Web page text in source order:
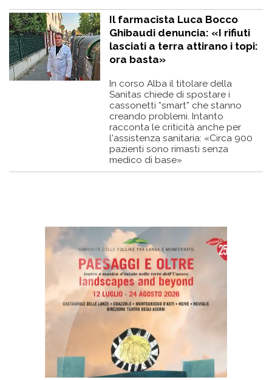
Il farmacista Luca Bocco
Ghibaudi denuncia: «I rifiuti
lasciati a terra attirano i topi:
ora basta»
In corso Alba il titolare della
Sanitas chiede di spostare i
cassonetti “smart” che stanno
creando problemi. Intanto
racconta le criticità anche per
l'assistenza sanitaria: «Circa 900
pazienti sono rimasti senza
medico di base»